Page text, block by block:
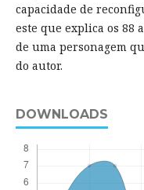
capacidade de
este que explica os 88
de uma personagem
do autor.
DOWNLOADS